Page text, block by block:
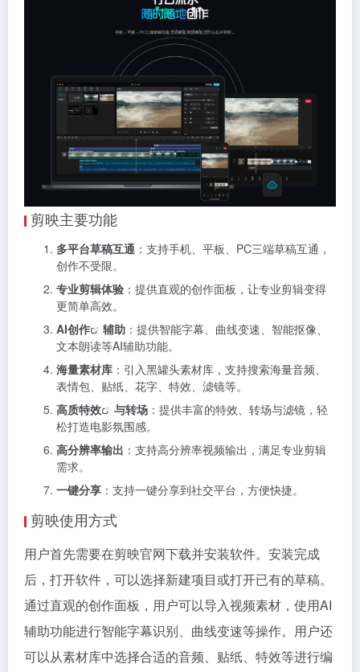
剪映主要功能
多平台草稿互通 ：支持手机、平板、PC三端草稿互通，
创作不受限。
专业剪辑体验 ：提供直观的创作面板，让专业剪辑变得
更简单高效。
AI创作
辅助 ：提供智能字幕、曲线变速、智能抠像、
文本朗读等AI辅助功能。
海量素材库 ：引入黑罐头素材库，支持搜索海量音频、
表情包、贴纸、花字、特效、滤镜等。
高质特效
与转场 ：提供丰富的特效、转场与滤镜，轻
松打造电影氛围感。
高分辨率输出 ：支持高分辨率视频输出，满足专业剪辑
需求。
一键分享 ：支持一键分享到社交平台，方便快捷。
剪映使用方式
用户首先需要在剪映官网下载并安装软件。安装完成
后，打开软件，可以选择新建项目或打开已有的草稿。
通过直观的创作面板，用户可以导入视频素材，使用AI
辅助功能进行智能字幕识别、曲线变速等操作。用户还
可以从素材库中选择合适的音频、贴纸、特效等进行编